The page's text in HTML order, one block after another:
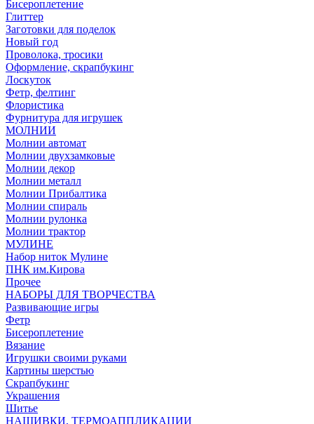
Бисероплетение
Глиттер
Заготовки для поделок
Новый год
Проволока, тросики
Оформление, скрапбукинг
Лоскуток
Фетр, фелтинг
Флористика
Фурнитура для игрушек
МОЛНИИ
Молнии автомат
Молнии двухзамковые
Молнии декор
Молнии металл
Молнии Прибалтика
Молнии спираль
Молнии рулонка
Молнии трактор
МУЛИНЕ
Набор ниток Мулине
ПНК им.Кирова
Прочее
НАБОРЫ ДЛЯ ТВОРЧЕСТВА
Развивающие игры
Фетр
Бисероплетение
Вязание
Игрушки своими руками
Картины шерстью
Скрапбукинг
Украшения
Шитье
НАШИВКИ, ТЕРМОАППЛИКАЦИИ